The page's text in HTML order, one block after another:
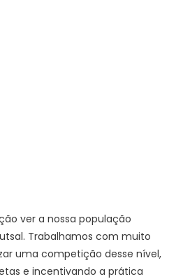
ver a nossa população
Trabalhamos com muito
uma competição desse nível,
e incentivando a prática